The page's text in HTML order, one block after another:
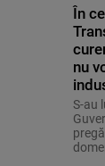
În
nu
S-au